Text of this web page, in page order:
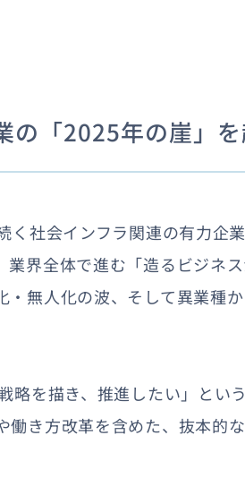
の「2025年の崖」
社会インフラ関連の有力企
界全体で進む「造るビジネ
無人化の波、そして異業種
略を描き、推進したい」とい
き方改革を含めた、抜本的